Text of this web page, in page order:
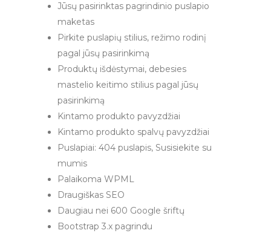
Jūsų pasirinktas pagrindinio puslapio
maketas
Pirkite puslapių stilius, režimo rodinį
pagal jūsų pasirinkimą
Produktų išdėstymai, debesies
mastelio keitimo stilius pagal jūsų
pasirinkimą
Kintamo produkto pavyzdžiai
Kintamo produkto spalvų pavyzdžiai
Puslapiai: 404 puslapis, Susisiekite su
mumis
Palaikoma WPML
Draugiškas SEO
Daugiau nei 600 Google šriftų
Bootstrap 3.x pagrindu